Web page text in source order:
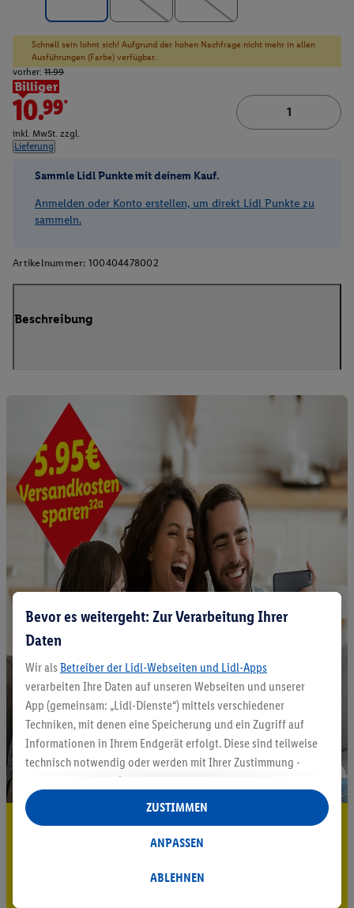
Schnell sein lohnt sich! Aufgrund der hohen Nachfrage nicht mehr in allen
Ausführungen (Farbe) verfügbar.
vorher: 11.99
Billiger
10.99*
inkl. MwSt. zzgl.
Lieferung
Sammle Lidl Punkte mit deinem Kauf.
Anmelden oder Konto erstellen, um direkt Lidl Punkte zu
sammeln.
Artikelnummer: 100404478002
Beschreibung
5.95 € Versand sparen³²ᵃ
Bevor es weitergeht: Zur Verarbeitung Ihrer
Daten
Wir als Betreiber der Lidl-Webseiten und Lidl-Apps
verarbeiten Ihre Daten auf unseren Webseiten und unserer
App (gemeinsam: „Lidl-Dienste“) mittels verschiedener
Techniken, mit denen eine Speicherung und ein Zugriff auf
Informationen in Ihrem Endgerät erfolgt. Diese sind teilweise
technisch notwendig oder werden mit Ihrer Zustimmung -
auch durch Partner (u.a.
Verantwortliche; im Zusammenhang mit dem IAB TCF
insgesamt
Statistik-Erstellung oder für personalisierte Werbung
Datenverarbeitungen für personalisierte Werbung werden
ABLEHNEN
ANPASSEN
ZUSTIMMEN